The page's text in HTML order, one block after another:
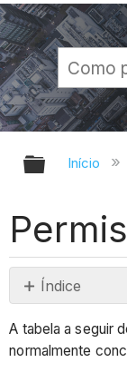
Início
Índice
de
projeto
A tabela a seguir
normalmente